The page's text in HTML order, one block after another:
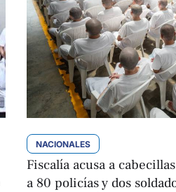
NACIONALES
Fiscalía acusa a
a 80 policías y dos